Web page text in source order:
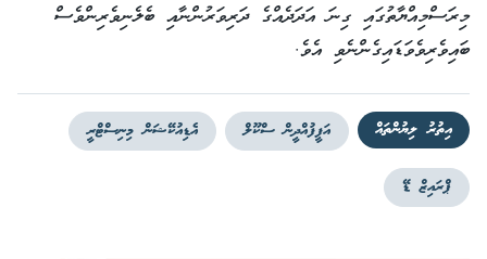
މިރަސްމިއްޔާތުގައި ގިނަ އަދަދެއްގެ ދަރިވަރުންނާއި ބެލެނިވެރިންވެސް
ބައިވެރިވެވަޑައިގެންނެވި އެވެ.
އިތުރު ލިޔުންތައް އަފީފުއްދީން ސްކޫލް އެޑިއުކޭޝަން މިނިސްޓްރީ
ޕްރައިޒް ޑޭ